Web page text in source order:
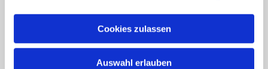
Cookies zulassen
Auswahl erlauben
Erlöserkirche, Gemeindehaus,
Pfarramt, Gemeindebüro:
Urbanstraße 36
33106 Paderborn